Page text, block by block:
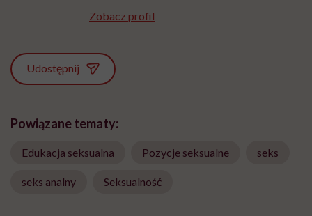
Zobacz profil
Udostępnij
Powiązane tematy:
Edukacja seksualna Pozycje seksualne seks
seks analny Seksualność